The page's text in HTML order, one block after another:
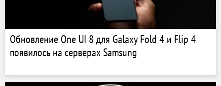
Обновление One UI 8 для Galaxy Fold 4 и Flip 4
появилось на серверах Samsung